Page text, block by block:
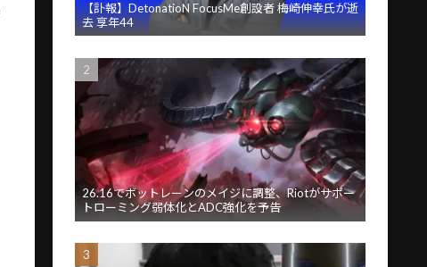
【訃報】DetonatioN FocusMe創設者 梅崎伸幸氏が逝
去 享年44
26.16でボットレーンのメイジに調整、Riotがサポー
トローミング弱体化とADC強化を予告